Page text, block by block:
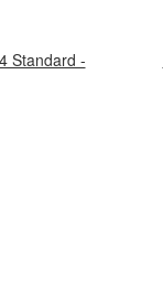
Standard -